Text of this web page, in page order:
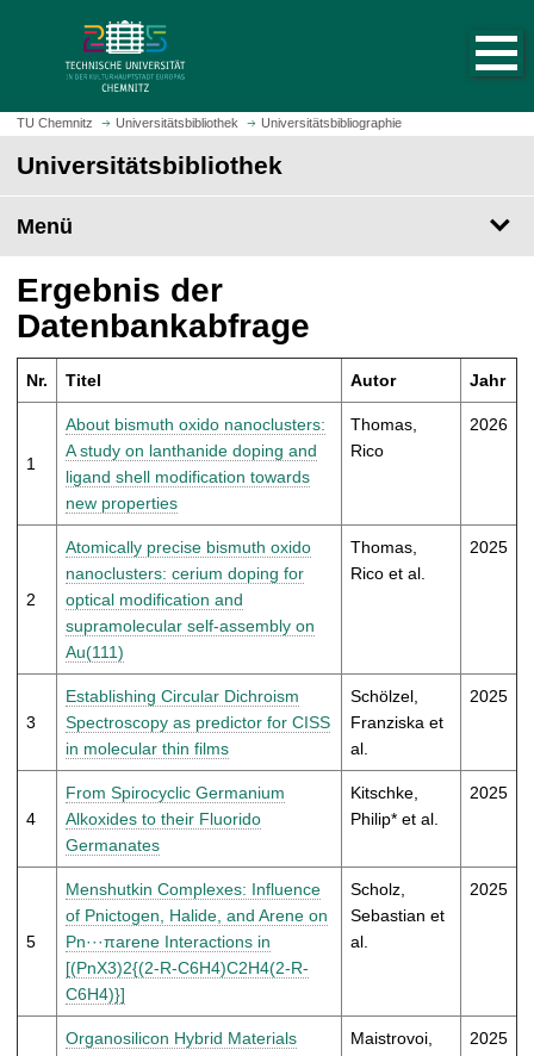
z
m
t
e
i
t
u
f
u
f
TU Chemnitz Universitätsbibliothek Universitätsbibliographie
Universitätsbibliothek
Menü
Ergebnis der
Datenbankabfrage
Nr. Titel Autor Jahr
1
About bismuth oxido nanoclusters:
A study on lanthanide doping and
ligand shell modification towards
new properties
Thomas,
Rico
2026
2
Atomically precise bismuth oxido
nanoclusters: cerium doping for
optical modification and
supramolecular self-assembly on
Au(111)
Thomas,
Rico et al.
2025
3
Establishing Circular Dichroism
Spectroscopy as predictor for CISS
in molecular thin films
Schölzel,
Franziska et
al.
2025
4
From Spirocyclic Germanium
Alkoxides to their Fluorido
Germanates
Kitschke,
Philip* et al.
2025
5
Menshutkin Complexes: Influence
of Pnictogen, Halide, and Arene on
Pn···πarene Interactions in
[(PnX3)2{(2-R-C6H4)C2H4(2-R-
C6H4)}]
Scholz,
Sebastian et
al.
2025
Organosilicon Hybrid Materials
Maistrovoi,
2025